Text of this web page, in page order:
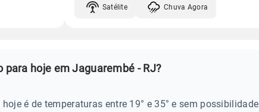
Satélite Chuva Agora
para hoje em Jaguarembé - RJ?
é de temperaturas entre 19° e 35° e sem possibilidade